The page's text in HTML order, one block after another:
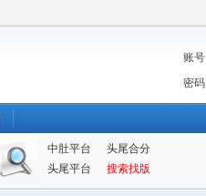
账号
密码
中肚平台
头尾合分
头尾平台
搜索找版